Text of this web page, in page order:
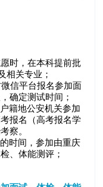
时，在本科提前批
相关专业；
信平台报名参加面
确定测试时间；
籍地公安机关参加
报名（高考报名学
察。
时间，参加由重庆
、体能测评；